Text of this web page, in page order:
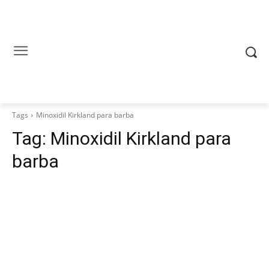
Tags Minoxidil Kirkland para barba
Tag: Minoxidil Kirkland para
barba